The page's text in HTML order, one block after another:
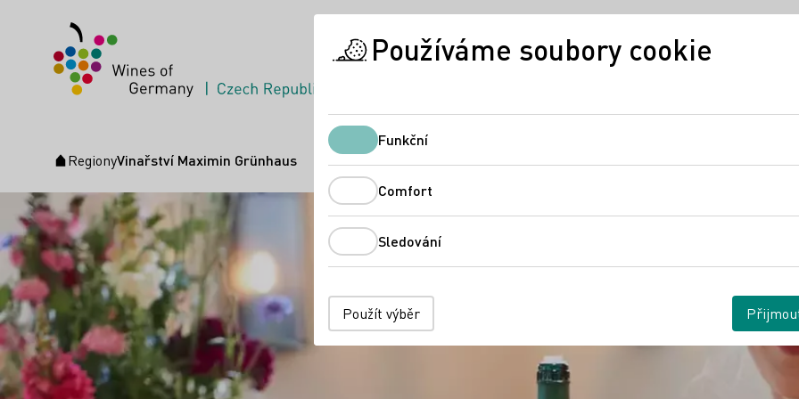
Úvodní stránka
RegionyVinařství Maximin Grünhaus
Používáme soubory cookie
Funkční
Comfort
Sledování
Použít výběr